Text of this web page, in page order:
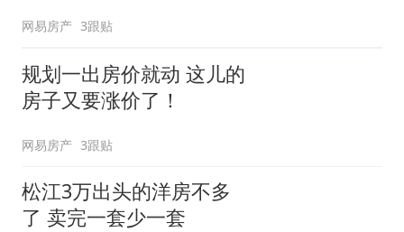
网易房产 3跟贴
规划一出房价就动 这儿的
房子又要涨价了！
网易房产 3跟贴
松江3万出头的洋房不多
了 卖完一套少一套